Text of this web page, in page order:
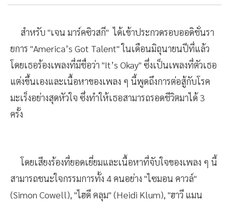
สำหรับ "เจน มาร์คซิวสกี" ได้เข้าประกวดรอบออดิชั่นรา
ยการ "America’s Got Talent" ในเดือนมิถุนายนปีที่แล้ว
โดยเธอร้องเพลงที่มีชื่อว่า "It’s Okay" ซึ่งเป็นเพลงที่ตัวเธอ
แต่งขึ้นเองและเนื้อหาของเพลง ๆ นี้พูดถึงการต่อสู้กับโรค
มะเร็งอย่างสุดหัวใจ ซึ่งทำให้เธอสามารถรอดชีวิตมาได้ 3
ครั้ง
โดยเสียงร้องที่ยอดเยี่ยมและเนื้อหาที่จับใจของเพลง ๆ นี้
สามารถชนะใจกรรมการทั้ง 4 คนอย่าง "ไซมอน คาวล์"
(Simon Cowell), "ไฮดี คลุม" (Heidi Klum), "ฮาวี แมน